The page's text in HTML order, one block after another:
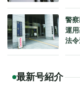
警
運
法
最新号紹介